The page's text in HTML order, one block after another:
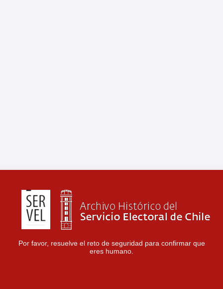
Por favor, resuelve el reto de seguridad para confirmar que
eres humano.